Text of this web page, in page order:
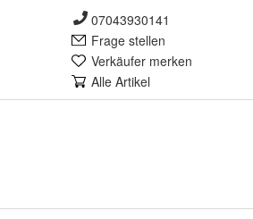
07043930141
Frage stellen
Verkäufer merken
Alle Artikel